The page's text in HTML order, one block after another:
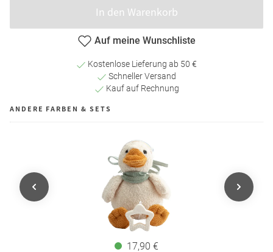
In den Warenkorb
Auf meine Wunschliste
Kostenlose Lieferung ab 50 €
Schneller Versand
Kauf auf Rechnung
ANDERE FARBEN & SETS
17,90 €